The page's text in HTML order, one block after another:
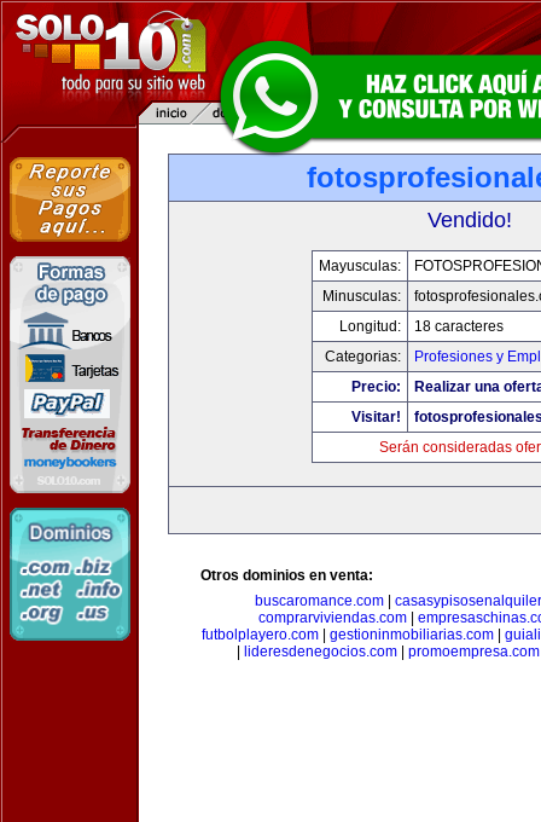
Vendido!
Mayusculas:
Minusculas:
Longitud:
18 caracteres
Categorias:
Profesiones y
Precio:
Realizar una
Visitar!
Serán consideradas
Otros dominios en venta:
buscaromance.com
comprarviviendas.com|
futbolplayero.com| gestioninmobiliarias.com|
lideresdenegocios.com promoempresa.com